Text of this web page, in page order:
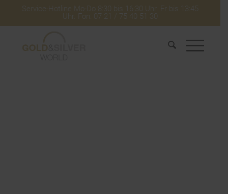
Service-Hotline Mo-Do 8:30 bis 16:30 Uhr. Fr bis 13:45
Uhr. Fon: 07 21 / 75 40 51 30